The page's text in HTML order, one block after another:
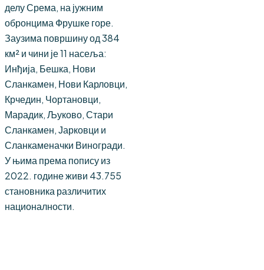
делу Срема, на јужним
обронцима Фрушке горе.
Заузима површину од 384
км² и чини је 11 насеља:
Инђија, Бешка, Нови
Сланкамен, Нови Карловци,
Крчедин, Чортановци,
Марадик, Љуково, Стари
Сланкамен, Јарковци и
Сланкаменачки Виногради.
У њима према попису из
2022. године живи 43.755
становника различитих
националности.